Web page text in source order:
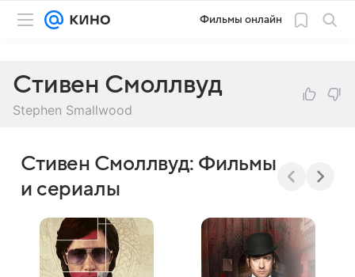
Фильмы онлайн
Стивен Смоллвуд
Stephen Smallwood
Стивен Смоллвуд: Фильмы
и сериалы